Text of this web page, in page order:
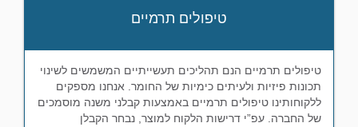
טיפולים תרמיים
טיפולים תרמיים הנם תהליכים תעשייתיים המשמשים לשינוי
תכונות פיזיות ולעיתים כימיות של החומר. אנחנו מספקים
ללקוחותינו טיפולים תרמיים באמצעות קבלני משנה מוסמכים
של החברה. עפ”י דרישות הלקוח למוצר, נבחר הקבלן